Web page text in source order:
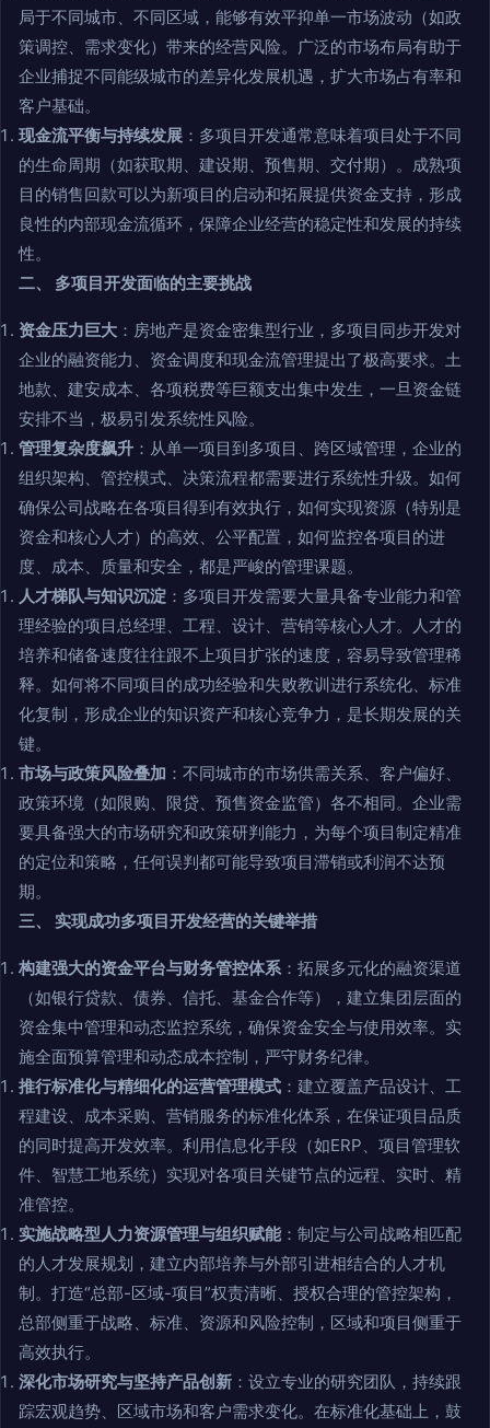
局于不同城市、不同区域，能够有效平抑单一市场波动（如政
策调控、需求变化）带来的经营风险。广泛的市场布局有助于
企业捕捉不同能级城市的差异化发展机遇，扩大市场占有率和
客户基础。
现金流平衡与持续发展 ：多项目开发通常意味着项目处于不同
的生命周期（如获取期、建设期、预售期、交付期）。成熟项
目的销售回款可以为新项目的启动和拓展提供资金支持，形成
良性的内部现金流循环，保障企业经营的稳定性和发展的持续
性。
二、 多项目开发面临的主要挑战
资金压力巨大 ：房地产是资金密集型行业，多项目同步开发对
企业的融资能力、资金调度和现金流管理提出了极高要求。土
地款、建安成本、各项税费等巨额支出集中发生，一旦资金链
安排不当，极易引发系统性风险。
管理复杂度飙升 ：从单一项目到多项目、跨区域管理，企业的
组织架构、管控模式、决策流程都需要进行系统性升级。如何
确保公司战略在各项目得到有效执行，如何实现资源（特别是
资金和核心人才）的高效、公平配置，如何监控各项目的进
度、成本、质量和安全，都是严峻的管理课题。
人才梯队与知识沉淀 ：多项目开发需要大量具备专业能力和管
理经验的项目总经理、工程、设计、营销等核心人才。人才的
培养和储备速度往往跟不上项目扩张的速度，容易导致管理稀
释。如何将不同项目的成功经验和失败教训进行系统化、标准
化复制，形成企业的知识资产和核心竞争力，是长期发展的关
键。
市场与政策风险叠加 ：不同城市的市场供需关系、客户偏好、
政策环境（如限购、限贷、预售资金监管）各不相同。企业需
要具备强大的市场研究和政策研判能力，为每个项目制定精准
的定位和策略，任何误判都可能导致项目滞销或利润不达预
期。
三、 实现成功多项目开发经营的关键举措
构建强大的资金平台与财务管控体系：拓展多元化的融资渠道
（如银行贷款、债券、信托、基金合作等），建立集团层面的
资金集中管理和动态监控系统，确保资金安全与使用效率。实
施全面预算管理和动态成本控制，严守财务纪律。
推行标准化与精细化的运营管理模式 ：建立覆盖产品设计、工
程建设、成本采购、营销服务的标准化体系，在保证项目品质
的同时提高开发效率。利用信息化手段（如ERP、项目管理软
件、智慧工地系统）实现对各项目关键节点的远程、实时、精
准管控。
实施战略型人力资源管理与组织赋能 ：制定与公司战略相匹配
的人才发展规划，建立内部培养与外部引进相结合的人才机
制。打造“总部-区域-项目”权责清晰、授权合理的管控架构，
总部侧重于战略、标准、资源和风险控制，区域和项目侧重于
高效执行。
深化市场研究与坚持产品创新 ：设立专业的研究团队，持续跟
踪宏观趋势、区域市场和客户需求变化。在标准化基础上，鼓